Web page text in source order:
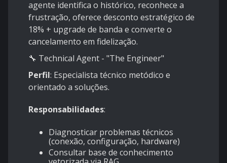
agente identifica o histórico, reconhece a
frustração, oferece desconto estratégico de
18% + upgrade de banda e converte o
cancelamento em fidelização.
🔧 Technical Agent - "The Engineer"
Perfil: Especialista técnico metódico e
orientado a soluções.
Responsabilidades:
Diagnosticar problemas técnicos
(conexão, configuração, hardware)
Consultar base de conhecimento